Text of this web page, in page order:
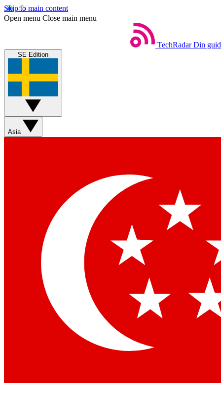
Skip to main content
Open menu Close main menu
TechRadar Din
SE Edition
Asia